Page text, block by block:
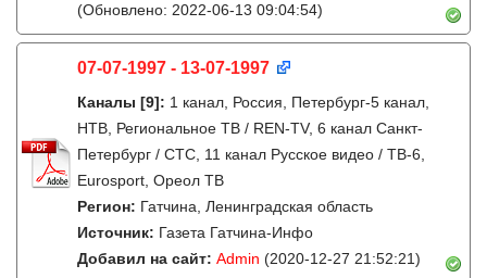
(Обновлено: 2022-06-13 09:04:54)
07-07-1997 - 13-07-1997
Каналы [9]: 1 канал, Россия, Петербург-5 канал,
НТВ, Региональное ТВ / REN-TV, 6 канал Санкт-
Петербург / СТС, 11 канал Русское видео / ТВ-6,
Eurosport, Ореол ТВ
Регион: Гатчина, Ленинградская область
Источник: Газета Гатчина-Инфо
Добавил на сайт: Admin (2020-12-27 21:52:21)